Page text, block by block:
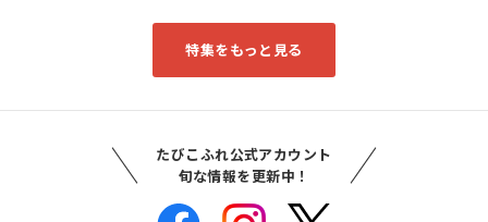
特集をもっと見る
たびこふれ公式アカウント
旬な情報を更新中！